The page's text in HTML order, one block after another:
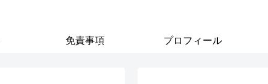
免責事項 プロフィール